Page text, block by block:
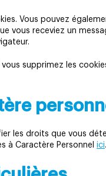
Vous pouvez
receviez un
supprimez les
les droits que vous
à Caractère Personnel ici.